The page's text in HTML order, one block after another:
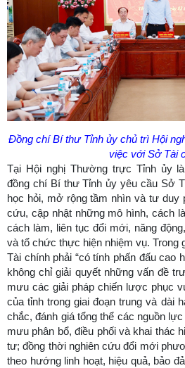
Đồng chí Bí thư Tỉnh ủy chủ trì Hội
việc với Sở Tài
Tại Hội nghị Thường trực Tỉnh ủy
đồng chí Bí thư Tỉnh ủy yêu cầu Sở
học hỏi, mở rộng tầm nhìn và tư duy
cứu, cập nhật những mô hình, cách
cách làm, liên tục đổi mới, năng
và tổ chức thực hiện nhiệm vụ. Trong
Tài chính phải “có tính phấn đấu cao
không chỉ giải quyết những vấn đề
mưu các giải pháp chiến lược phục
của tỉnh trong giai đoạn trung và dài
chắc, đánh giá tổng thể các nguồn
mưu phân bổ, điều phối và khai thác
tư; đồng thời nghiên cứu đổi mới
theo hướng linh hoạt, hiệu quả, bảo